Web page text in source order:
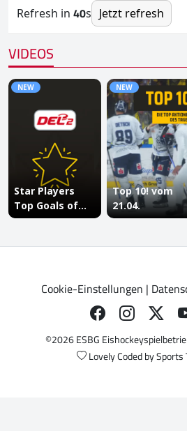
Refresh in 40s Jetzt refresh
VIDEOS
Cookie-Einstellungen |
©2026 ESBG
Lovely Coded bySports